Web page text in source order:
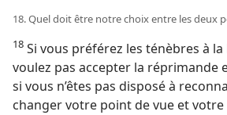
18. Quel doit être notre choix entre les deux
18 Si vous préférez les ténèbres à
voulez pas accepter la réprimande
si vous n’êtes pas disposé à
changer votre point de vue et votre